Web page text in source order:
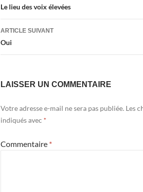
des
articles
Le lieu des voix élevées
ARTICLE SUIVANT
Oui
LAISSER UN COMMENTAIRE
Votre adresse e-mail ne sera pas publiée. Les
indiqués avec *
Commentaire *